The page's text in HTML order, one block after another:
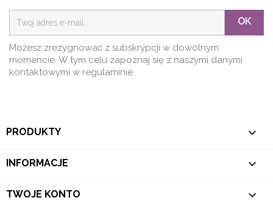
OK
Możesz zrezygnować z subskrypcji w dowolnym
momencie. W tym celu zapoznaj się z naszymi danymi
kontaktowymi w regulaminie.
PRODUKTY 
INFORMACJE 
TWOJE KONTO 